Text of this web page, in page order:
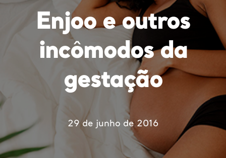
Enjoo e outros
incômodos da
gestação
29 de junho de 2016